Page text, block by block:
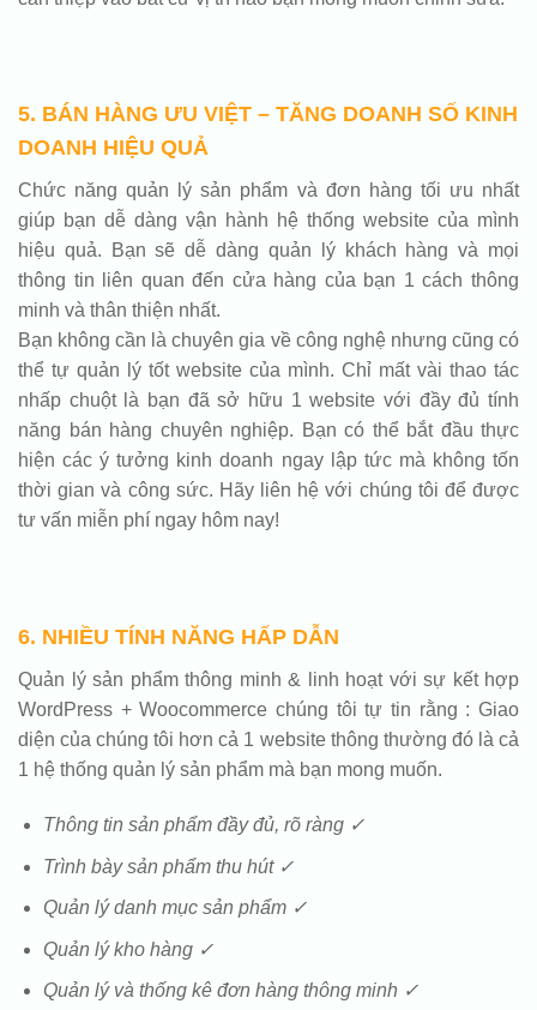
5. BÁN HÀNG ƯU VIỆT – TĂNG DOANH SỐ KINH
DOANH HIỆU QUẢ
Chức năng quản lý sản phẩm và đơn hàng tối ưu nhất
giúp bạn dễ dàng vận hành hệ thống website của mình
hiệu quả. Bạn sẽ dễ dàng quản lý khách hàng và mọi
thông tin liên quan đến cửa hàng của bạn 1 cách thông
minh và thân thiện nhất.
Bạn không cần là chuyên gia về công nghệ nhưng cũng có
thể tự quản lý tốt website của mình. Chỉ mất vài thao tác
nhấp chuột là bạn đã sở hữu 1 website với đầy đủ tính
năng bán hàng chuyên nghiệp. Bạn có thể bắt đầu thực
hiện các ý tưởng kinh doanh ngay lập tức mà không tốn
thời gian và công sức. Hãy liên hệ với chúng tôi để được
tư vấn miễn phí ngay hôm nay!
6. NHIỀU TÍNH NĂNG HẤP DẪN
Quản lý sản phẩm thông minh & linh hoạt với sự kết hợp
WordPress + Woocommerce chúng tôi tự tin rằng : Giao
diện của chúng tôi hơn cả 1 website thông thường đó là cả
1 hệ thống quản lý sản phẩm mà bạn mong muốn.
Thông tin sản phẩm đầy đủ, rõ ràng ✓
Trình bày sản phẩm thu hút ✓
Quản lý danh mục sản phẩm ✓
Quản lý kho hàng ✓
Quản lý và thống kê đơn hàng thông minh ✓